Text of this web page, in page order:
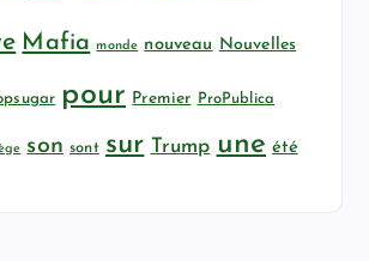
Mafia monde nouveau Nouvelles
pour Premier ProPublica
son sont sur Trump une été